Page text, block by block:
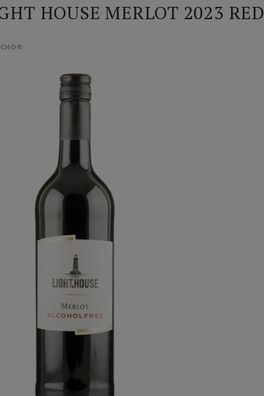
HOUSE MERLOT 2023